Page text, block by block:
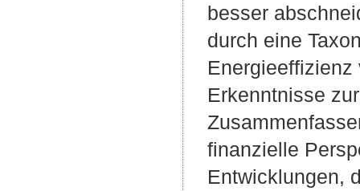
besser
durch eine
Erkenntnisse
finanzielle
Entwicklungen,